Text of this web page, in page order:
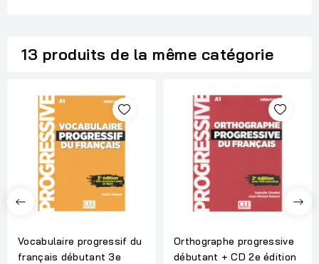
13 produits de la même catégorie
Vocabulaire progressif du
français débutant 3e
Orthographe progressive
débutant + CD 2e édition